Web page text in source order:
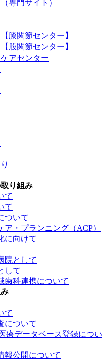
専門サイト）
膝関節センター】
股関節センター】
アセンター
り組み
て
て
ついて
ア・プランニング（ACP）
に向けて
院として
して
歯科連携について
て
について
データベース登録につい
報公開について